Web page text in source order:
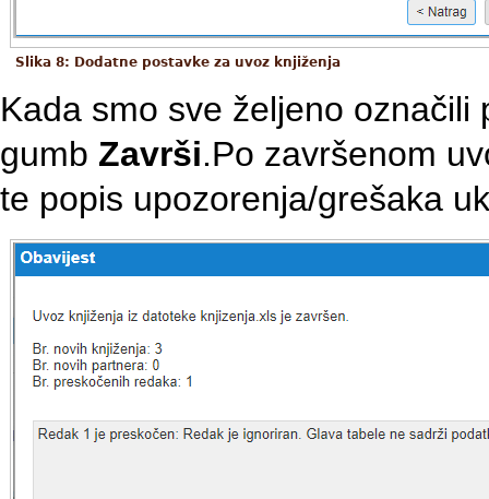
Slika 8: Dodatne postavke za uvoz knjiženja
Kada smo sve željeno
gumb Završi.Po završenom
te popis upozorenja/grešaka